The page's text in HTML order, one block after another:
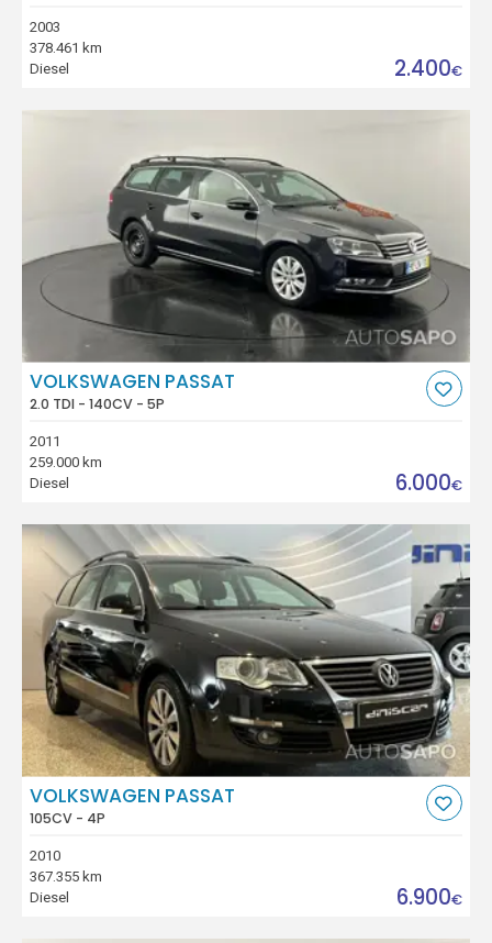
2003
378.461 km
Diesel
2.400€
VOLKSWAGEN PASSAT
2.0 TDI - 140CV - 5P
2011
259.000 km
Diesel
6.000€
VOLKSWAGEN PASSAT
105CV - 4P
2010
367.355 km
Diesel
6.900€